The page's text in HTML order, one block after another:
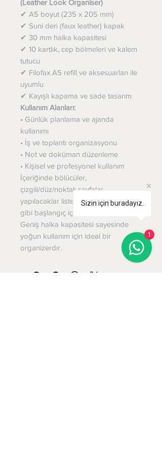
(Leather Look Organiser)
✔ A5 boyut (235 x 205 mm)
✔ Suni deri (faux leather) kapak
✔ 30 mm halka kapasitesi
✔ 10 kartlık, cep bölmeleri ve kalem
tutucu
✔ Filofax A5 refill ve aksesuarları ile
uyumlu
✔ Kayışlı kapama ve sade tasarım
Kullanım Alanları:
• Günlük planlama ve ajanda
kullanımı
• İş ve toplantı organizasyonu
• Not ve doküman düzenleme
• Kişisel ve profesyonel kullanım
İçeriğinde bölücüler,
çizgili/düz/noktalı sayfalar,
yapılacaklar listesi ve iletişim sayfaları
gibi başlangıç içerikleri bulunur.
Geniş halka kapasitesi sayesinde
yoğun kullanım için ideal bir
organizerdır.
Sizin için buradayız.
1